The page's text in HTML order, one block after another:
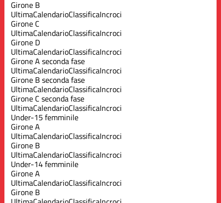
Girone B
UltimaCalendarioClassificaIncroci
Girone C
UltimaCalendarioClassificaIncroci
Girone D
UltimaCalendarioClassificaIncroci
Girone A seconda fase
UltimaCalendarioClassificaIncroci
Girone B seconda fase
UltimaCalendarioClassificaIncroci
Girone C seconda fase
UltimaCalendarioClassificaIncroci
Under-15 femminile
Girone A
UltimaCalendarioClassificaIncroci
Girone B
UltimaCalendarioClassificaIncroci
Under-14 femminile
Girone A
UltimaCalendarioClassificaIncroci
Girone B